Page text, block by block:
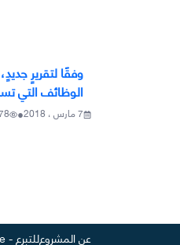
وفقًا لتقريرٍ
الوظائف التي
7 مارس ، 2018 •
عن المشروعللتبرع - donate